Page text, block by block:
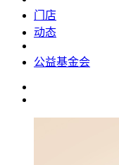
门店
动态
公益基金会